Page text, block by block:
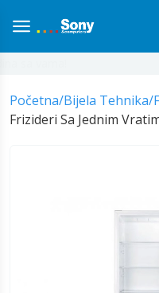
Početna/Bijela Tehnika/
Frizideri Sa Jednim